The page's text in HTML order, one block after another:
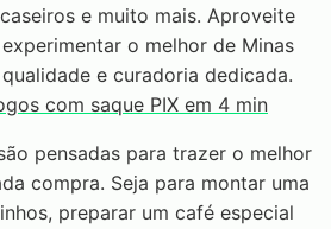
e muito mais. Aproveite
o melhor de Minas
e curadoria dedicada.
com saque PIX em 4 min
pensadas para trazer o melhor
compra. Seja para montar uma
preparar um café especial